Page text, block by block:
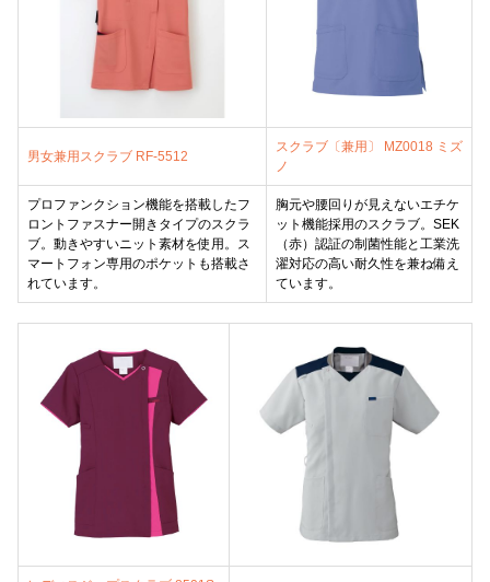
男女兼用スクラブ RF-5512
スクラブ〔兼用〕 MZ0018 ミズ
ノ
プロファンクション機能を搭載したフ
ロントファスナー開きタイプのスクラ
ブ。動きやすいニット素材を使用。ス
マートフォン専用のポケットも搭載さ
れています。
胸元や腰回りが見えないエチケ
ット機能採用のスクラブ。SEK
（赤）認証の制菌性能と工業洗
濯対応の高い耐久性を兼ね備え
ています。